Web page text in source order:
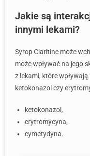
Jakie są
innymi lekami?
Syrop Claritine może
może wpływać na jego
z lekami, które
ketokonazol czy
ketokonazol,
erytromycyna,
cymetydyna.